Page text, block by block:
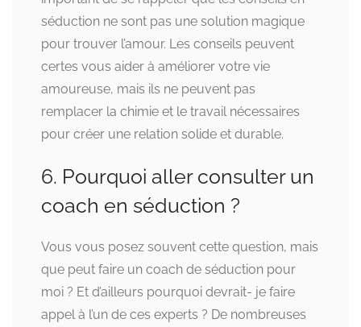
séduction ne sont pas une solution magique
pour trouver l’amour. Les conseils peuvent
certes vous aider à améliorer votre vie
amoureuse, mais ils ne peuvent pas
remplacer la chimie et le travail nécessaires
pour créer une relation solide et durable.
6. Pourquoi aller consulter un
coach en séduction ?
Vous vous posez souvent cette question, mais
que peut faire un coach de séduction pour
moi ? Et d’ailleurs pourquoi devrait- je faire
appel à l’un de ces experts ? De nombreuses